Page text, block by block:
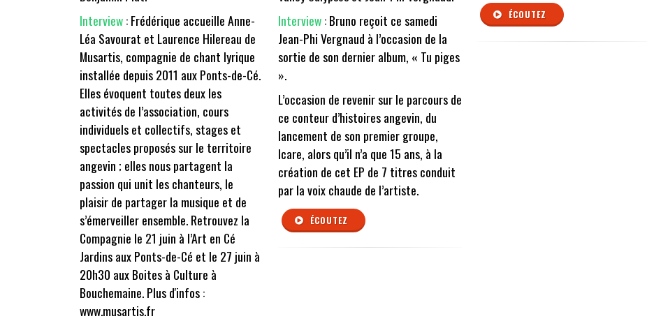
Interview: Frédérique accueille Anne-
Léa Savourat et Laurence Hilereau de
Musartis, compagnie de chant lyrique
installée depuis 2011 aux Ponts-de-Cé.
Elles évoquent toutes deux les
activités de l’association, cours
individuels et collectifs, stages et
spectacles proposés sur le territoire
angevin ; elles nous partagent la
passion qui unit les chanteurs, le
plaisir de partager la musique et de
s’émerveiller ensemble. Retrouvez la
Compagnie le 21 juin à l’Art en Cé
Jardins aux Ponts-de-Cé et le 27 juin à
20h30 aux Boites à Culture à
Bouchemaine. Plus d'infos :
www.musartis.fr
Interview: Bruno reçoit ce samedi
Jean-Phi Vergnaud à l’occasion de la
sortie de son dernier album, « Tu piges
».
L’occasion de revenir sur le parcours de
ce conteur d’histoires angevin, du
lancement de son premier groupe,
Icare, alors qu’il n’a que 15 ans, à la
création de cet EP de 7 titres conduit
par la voix chaude de l’artiste.
ÉCOUTEZ
ÉCOUTEZ